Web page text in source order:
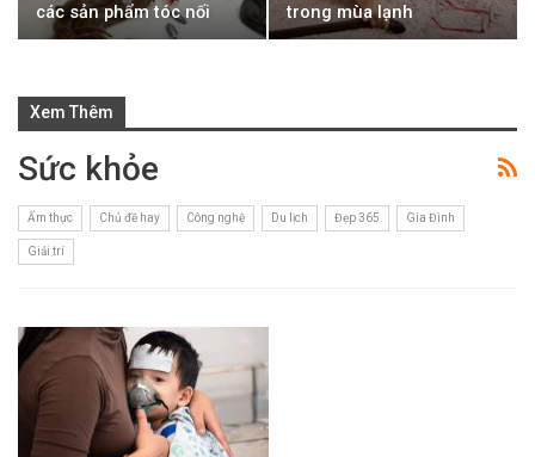
các sản phẩm tóc nối
trong mùa lạnh
Xem Thêm
Sức khỏe
Ẩm thực Chủ đề hay Công nghệ Du lịch Đẹp 365 Gia Đình
Giải trí